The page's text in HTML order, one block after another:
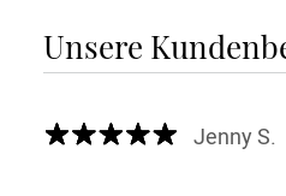
Unsere
Jenny S.